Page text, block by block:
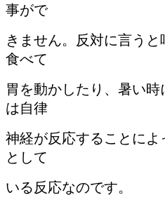
事がで
きません。 反対に言うと
食べて
胃を動かしたり、暑い時
は自律
神経が反応することによ
として
いる反応なのです。